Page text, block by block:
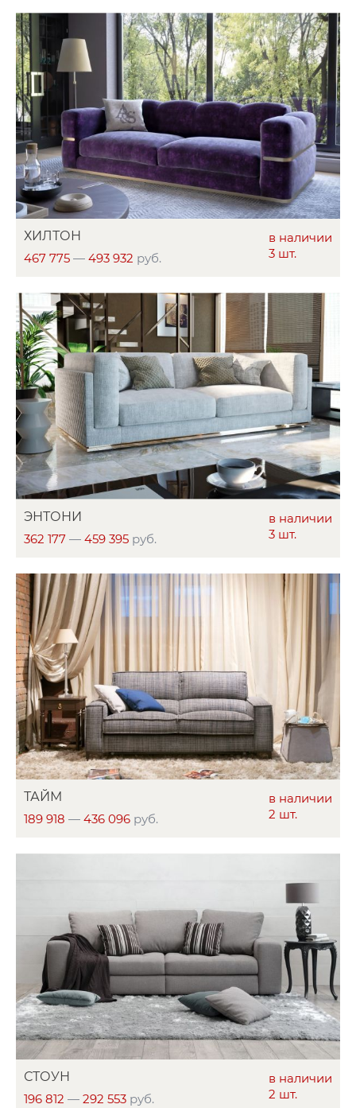
в наличии
3 шт.
ХИЛТОН
467 775 — 493 932 руб.
в наличии
3 шт.
ЭНТОНИ
362 177 — 459 395 руб.
в наличии
2 шт.
ТАЙМ
189 918 — 436 096 руб.
в наличии
2 шт.
СТОУН
196 812 — 292 553 руб.